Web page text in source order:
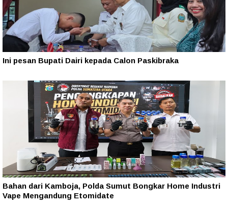
Ini pesan Bupati Dairi kepada Calon Paskibraka
Bahan dari Kamboja, Polda Sumut Bongkar Home Industri
Vape Mengandung Etomidate